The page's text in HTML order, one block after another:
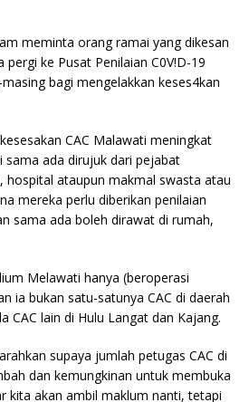
meminta orang ramai yang dikesan
pergi ke Pusat Penilaian C0V!D-19
bagi mengelakkan keses4kan
CAC Malawati meningkat
sama ada dirujuk dari pejabat
hospital ataupun makmal swasta atau
mereka perlu diberikan penilaian
sama ada boleh dirawat di rumah,
Melawati hanya (beroperasi
ia bukan satu-satunya CAC di daerah
CAC lain di Hulu Langat dan Kajang.
supaya jumlah petugas CAC di
dan kemungkinan untuk membuka
kita akan ambil maklum nanti, tetapi